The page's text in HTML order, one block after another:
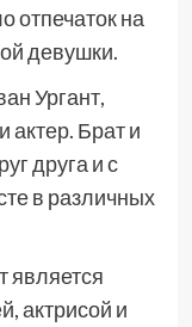
отпечаток на
девушки.
Ургант,
актер. Брат и
друга и с
в различных
является
актрисой и